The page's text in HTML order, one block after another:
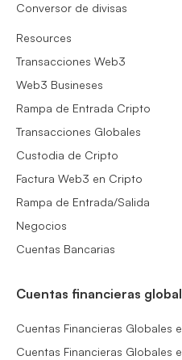
Conversor de divisas
Resources
Transacciones Web3
Web3 Busineses
Rampa de Entrada Cripto
Transacciones Globales
Custodia de Cripto
Factura Web3 en Cripto
Rampa de Entrada/Salida
Negocios
Cuentas Bancarias
Cuentas financieras
Cuentas Financieras Globales
Cuentas Financieras Globales